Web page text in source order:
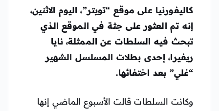
كاليفورنيا على موقع “تويتر”، اليوم الاثنين،
إنه تم العثور على جثة في الموقع الذي
تبحث فيه السلطات عن الممثلة، نايا
ريفيرا، إحدى بطلات المسلسل الشهير
“غلي” بعد اختفائها.
وكانت السلطات قالت الأسبوع الماضي إنها